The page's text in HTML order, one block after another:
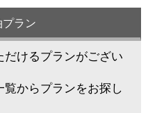
ラン
けるプランがござい
からプランをお探し